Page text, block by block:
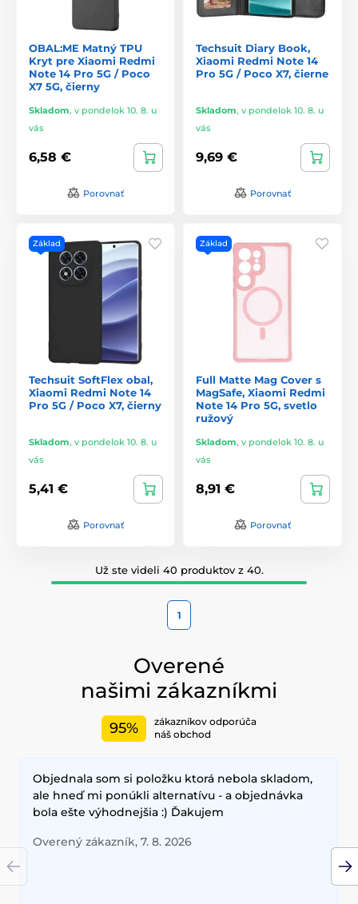
OBAL:ME Matný TPU
Kryt pre Xiaomi Redmi
Note 14 Pro 5G / Poco
X7 5G, čierny
Skladom, v pondelok 10. 8. u
vás
6,58 €
Porovnať
Techsuit Diary Book,
Xiaomi Redmi Note 14
Pro 5G / Poco X7, čierne
Skladom, v pondelok 10. 8. u
vás
9,69 €
Porovnať
Základ
Techsuit SoftFlex obal,
Xiaomi Redmi Note 14
Pro 5G / Poco X7, čierny
Skladom, v pondelok 10. 8. u
vás
5,41 €
Porovnať
Základ
Full Matte Mag Cover s
MagSafe, Xiaomi Redmi
Note 14 Pro 5G, svetlo
ružový
Skladom, v pondelok 10. 8. u
vás
8,91 €
Porovnať
Už ste videli 40 produktov z 40.
1
Overené
našimi zákazníkmi
95%
zákazníkov odporúča
náš obchod
Objednala som si položku ktorá nebola skladom,
ale hneď mi ponúkli alternatívu - a objednávka
bola ešte výhodnejšia :) Ďakujem
Overený zákazník, 7. 8. 2026